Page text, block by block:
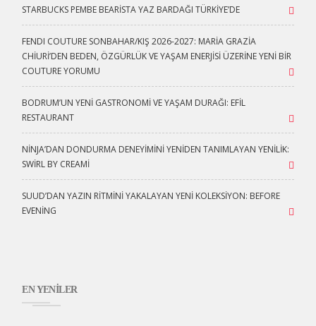
STARBUCKS PEMBE BEARISTA YAZ BARDAĞI TÜRKIYE’DE
FENDI COUTURE SONBAHAR/KIŞ 2026-2027: MARIA GRAZIA
CHIURI’DEN BEDEN, ÖZGÜRLÜK VE YAŞAM ENERJISI ÜZERINE YENI BIR
COUTURE YORUMU
BODRUM’UN YENI GASTRONOMI VE YAŞAM DURAĞI: EFİL
RESTAURANT
NINJA’DAN DONDURMA DENEYIMINI YENIDEN TANIMLAYAN YENILIK:
SWIRL BY CREAMI
SUUD’DAN YAZIN RITMINI YAKALAYAN YENI KOLEKSIYON: BEFORE
EVENING
EN YENILER